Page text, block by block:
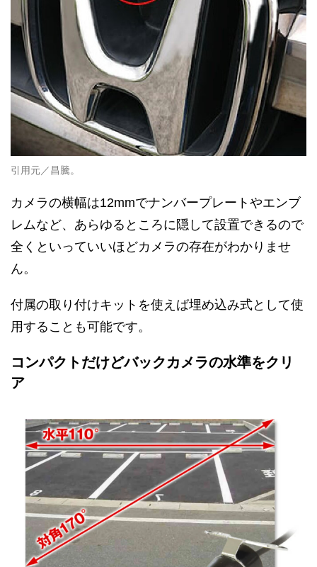
引用元／昌騰。
カメラの横幅は12mmでナンバープレートやエンブ
レムなど、あらゆるところに隠して設置できるので
全くといっていいほどカメラの存在がわかりませ
ん。
付属の取り付けキットを使えば埋め込み式として使
用することも可能です。
コンパクトだけどバックカメラの水準をクリ
ア